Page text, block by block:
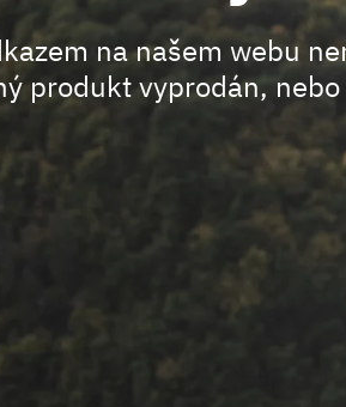
na našem webu
produkt vyprodán,